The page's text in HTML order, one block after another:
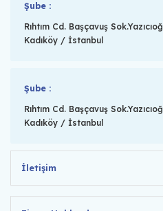
Şube :
Rıhtım Cd. Başçavuş
Kadıköy / İstanbul
Şube :
Rıhtım Cd. Başçavuş
Kadıköy / İstanbul
İletişim